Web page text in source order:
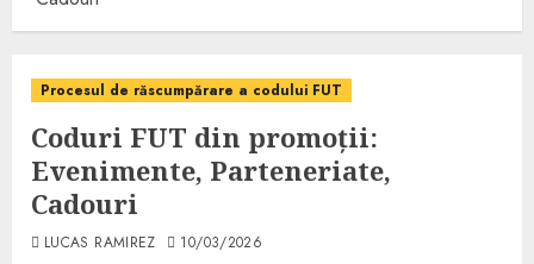
Procesul de răscumpărare a codului FUT
Coduri FUT din promoții:
Evenimente, Parteneriate,
Cadouri
LUCAS RAMIREZ 10/03/2026